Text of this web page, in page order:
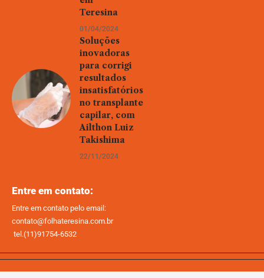
Teresina
01/04/2024
Soluções
inovadoras
para corrigi
resultados
insatisfatórios
no transplante
capilar, com
Ailthon Luiz
Takishima
22/11/2024
Entre em contato:
Entre em contato pelo email:
contato@folhateresina.com.br
tel.(11)91754-6532